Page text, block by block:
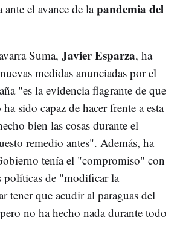
el avance de lapandemia del
Suma, Javier Esparza, ha
medidas anunciadas por el
"es la evidencia flagrante de que
ha sido capaz de hacer frente a esta
bien las cosas durante el
remedio antes". Además, ha
tenía el "compromiso" con
políticas de "modificar la
tener que acudir al paraguas del
no ha hecho nada durante todo